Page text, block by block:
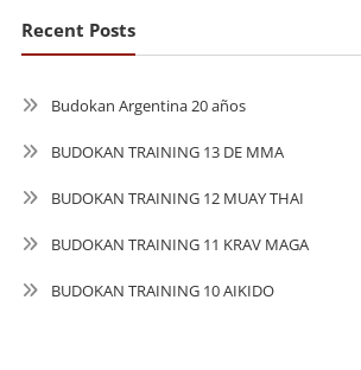
Recent Posts
Budokan Argentina 20 años
BUDOKAN TRAINING 13 DE MMA
BUDOKAN TRAINING 12 MUAY THAI
BUDOKAN TRAINING 11 KRAV MAGA
BUDOKAN TRAINING 10 AIKIDO